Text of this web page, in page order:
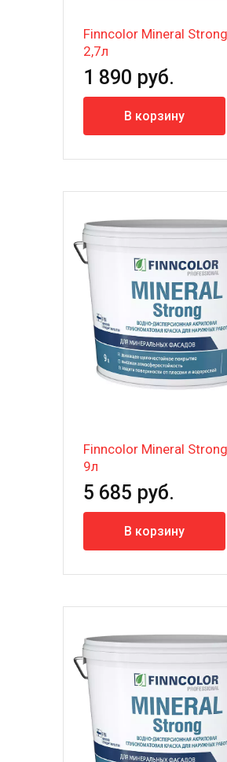
Finncolor Mineral
2,7л
1 890 руб.
В корзину
Finncolor Mineral
9л
5 685 руб.
В корзину